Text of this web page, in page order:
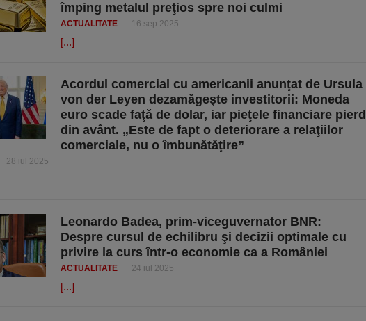
împing metalul preţios spre noi culmi
ACTUALITATE 16 sep 2025
[...]
Acordul comercial cu americanii anunţat de Ursula
von der Leyen dezamăgeşte investitorii: Moneda
euro scade faţă de dolar, iar pieţele financiare pierd
din avânt. „Este de fapt o deteriorare a relaţiilor
comerciale, nu o îmbunătăţire”
28 iul 2025
Leonardo Badea, prim-viceguvernator BNR:
Despre cursul de echilibru şi decizii optimale cu
privire la curs într-o economie ca a României
ACTUALITATE 24 iul 2025
[...]